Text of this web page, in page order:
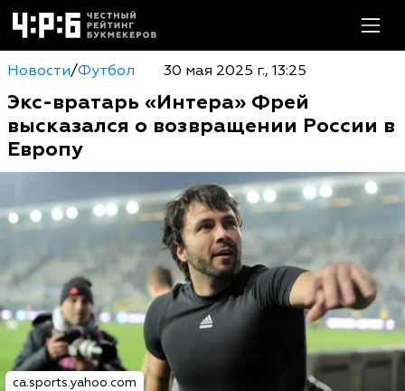
Новости/Футбол 30 мая 2025 г., 13:25
Экс-вратарь «Интера» Фрей
высказался о возвращении России в
Европу
ca.sports.yahoo.com